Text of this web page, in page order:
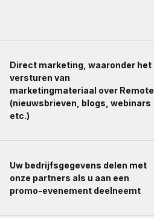
Direct marketing, waaronder het
versturen van
marketingmateriaal over Remote
(nieuwsbrieven, blogs, webinars
etc.)
Uw bedrijfsgegevens delen met
onze partners als u aan een
promo-evenement deelneemt